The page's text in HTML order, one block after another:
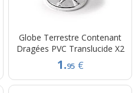
Globe Terrestre Contenant
Dragées PVC Translucide X2
1.95 €